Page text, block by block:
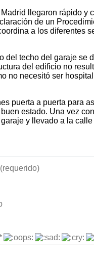
llegaron rápido y
de un
a los diferentes
del techo del garaje se
del edificio no
no necesitó ser
puerta a puerta para
estado. Una vez
y llevado a la